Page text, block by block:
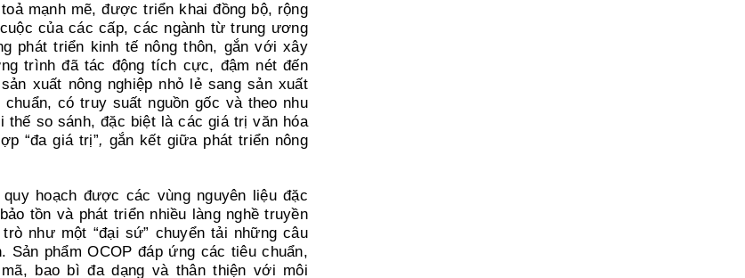
mạnh mẽ, được triển khai đồng bộ, rộng
của các cấp, các ngành từ trung ương
phát triển kinh tế nông thôn, gắn với xây
trình đã tác động tích cực, đậm nét đến
xuất nông nghiệp nhỏ lẻ sang sản xuất
có truy suất nguồn gốc và theo nhu
so sánh, đặc biệt là các giá trị văn hóa
“đa giá trị”, gắn kết giữa phát triển nông
hoạch được các vùng nguyên liệu đặc
tồn và phát triển nhiều làng nghề truyền
như một “đại sứ” chuyển tải những câu
Sản phẩm OCOP đáp ứng các tiêu chuẩn,
bao bì đa dạng và thân thiện với môi